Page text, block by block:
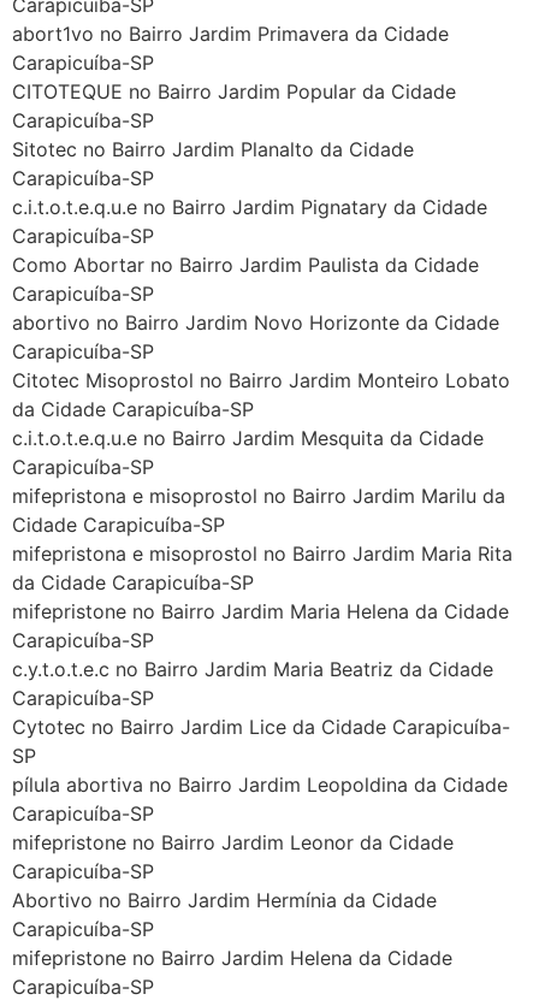
abort1vo no Bairro Jardim Primavera da Cidade
Carapicuíba-SP
CITOTEQUE no Bairro Jardim Popular da Cidade
Carapicuíba-SP
Sitotec no Bairro Jardim Planalto da Cidade
Carapicuíba-SP
c.i.t.o.t.e.q.u.e no Bairro Jardim Pignatary da Cidade
Carapicuíba-SP
Como Abortar no Bairro Jardim Paulista da Cidade
Carapicuíba-SP
abortivo no Bairro Jardim Novo Horizonte da Cidade
Carapicuíba-SP
Citotec Misoprostol no Bairro Jardim Monteiro Lobato
da Cidade Carapicuíba-SP
c.i.t.o.t.e.q.u.e no Bairro Jardim Mesquita da Cidade
Carapicuíba-SP
mifepristona e misoprostol no Bairro Jardim Marilu da
Cidade Carapicuíba-SP
mifepristona e misoprostol no Bairro Jardim Maria Rita
da Cidade Carapicuíba-SP
mifepristone no Bairro Jardim Maria Helena da Cidade
Carapicuíba-SP
c.y.t.o.t.e.c no Bairro Jardim Maria Beatriz da Cidade
Carapicuíba-SP
Cytotec no Bairro Jardim Lice da Cidade Carapicuíba-
SP
pílula abortiva no Bairro Jardim Leopoldina da Cidade
Carapicuíba-SP
mifepristone no Bairro Jardim Leonor da Cidade
Carapicuíba-SP
Abortivo no Bairro Jardim Hermínia da Cidade
Carapicuíba-SP
mifepristone no Bairro Jardim Helena da Cidade
Carapicuíba-SP